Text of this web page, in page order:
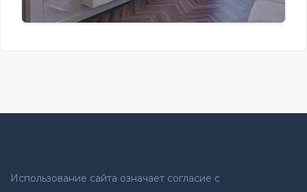
Использование сайта означает согласие с